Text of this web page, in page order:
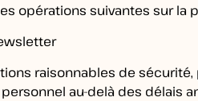
opérations suivantes sur la
raisonnables de sécurité,
au-delà des délais